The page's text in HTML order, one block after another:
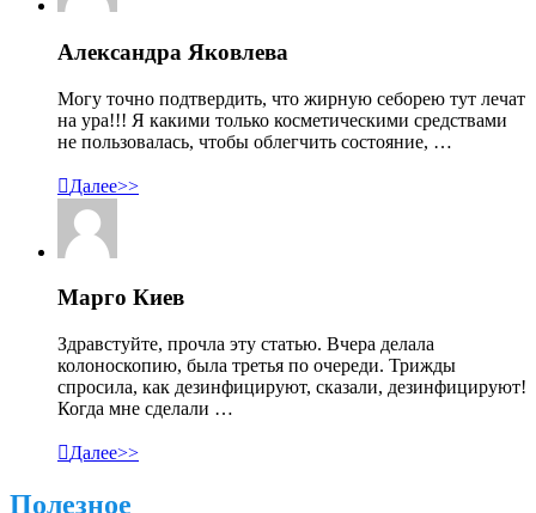
Александра Яковлева
Могу точно подтвердить, что жирную себорею тут лечат
на ура!!! Я какими только косметическими средствами
не пользовалась, чтобы облегчить состояние, …
Далее>>
Марго Киев
Здравстуйте, прочла эту статью. Вчера делала
колоноскопию, была третья по очереди. Трижды
спросила, как дезинфицируют, сказали, дезинфицируют!
Когда мне сделали …
Далее>>
Полезное